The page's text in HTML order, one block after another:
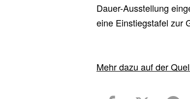
Dauer-Ausstellung
eine Einstiegstafel zur
Mehr dazu auf der